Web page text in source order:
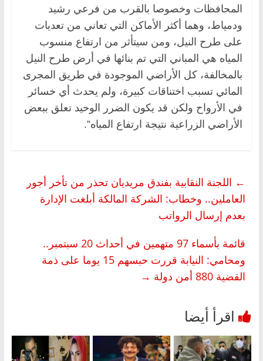
المحافظات وخصوصا بالقرب من فرعي رشيد
ودمياط، وهما أكثر الأماكن التي تعاني من تعديات
على طرح النيل، ومن سيتأثر من ارتفاع منسوب
المياه هي المباني التي تم بنائها في أرض طرح النيل
بالمخالفة، كل الأراضي الموجودة في طريق المجرى
المائي تسبب اختناقات كبيرة، ولم يحدث أي خسائر
في الأرواح ولكن قد يكون الضرر الوحيد تعلق ببعض
الأراضي الزراعية نتيجة ارتفاع المياه”.
← اللجنة النقابية بفندق مريديان تحذر من تأخر أجور
العاملين.. وخطاب: الشركة المالكة أبلغت الإدارة
بعدم إرسال الرواتب
قائمة بأسماء 97 متهمين في أحداث 20 سبتمبر..
ومحامي: النيابة قررت حبسهم 15 يوما على ذمة
القضية 880 أمن دولة
→